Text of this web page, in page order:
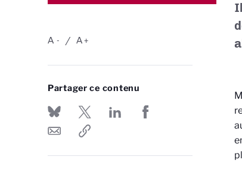
-
A +
A
Partager ce contenu